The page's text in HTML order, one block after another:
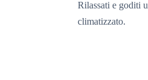
Rilassati e goditi
climatizzato.